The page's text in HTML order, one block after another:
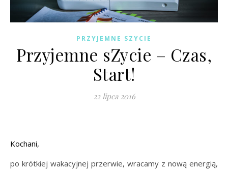
PRZYJEMNE SZYCIE
Przyjemne sZycie – Czas,
Start!
22 lipca 2016
Kochani,
po krótkiej wakacyjnej przerwie, wracamy z nową energią,